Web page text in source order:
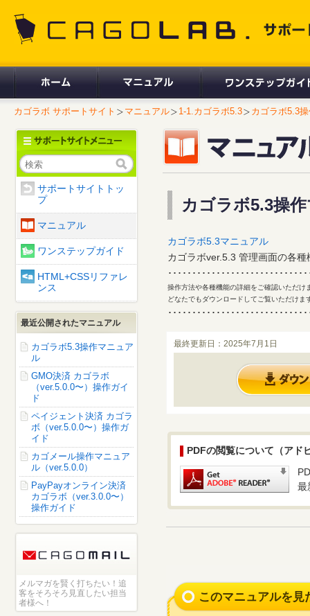
カゴラボ サポートサイト マニュアル 1-1.カゴラボ5.3 カゴラボ5.3
カゴラボ5.3操
カゴラボ5.3マニュアル
カゴラボver.5.3 管理画面の各
････････････････････････････
操作方法や各種機能の詳細をご確認いただけ
どなたでもダウンロードしてご覧いただけま
････････････････････････････
最終更新日：2025年7月1日
PDFの閲覧について（ア
最
このマニュアルを見
検索
サポートサイトトッ
プ
マニュアル
ワンステップガイド
HTML+CSSリファレ
ンス
最近公開されたマニュアル
カゴラボ5.3操作マニュア
ル
GMO決済 カゴラボ
（ver.5.0.0〜）操作ガイ
ド
ペイジェント決済 カゴラ
ボ（ver.5.0.0〜）操作ガ
イド
カゴメール操作マニュア
ル（ver.5.0.0）
PayPayオンライン決済
カゴラボ（ver.3.0.0〜）
操作ガイド
メルマガを賢く打ちたい！追
客をそろそろ見直したい担当
者様へ！